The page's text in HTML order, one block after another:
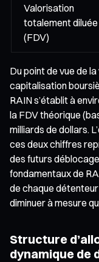
Valorisation
totalement diluée
(FDV)
Du point de vue de
capitalisation
RAIN s’établit à
la FDV théorique
milliards de dollars.
ces deux chiffres
des futurs
fondamentaux de
de chaque
diminuer à mesure
Structure
dynamique de